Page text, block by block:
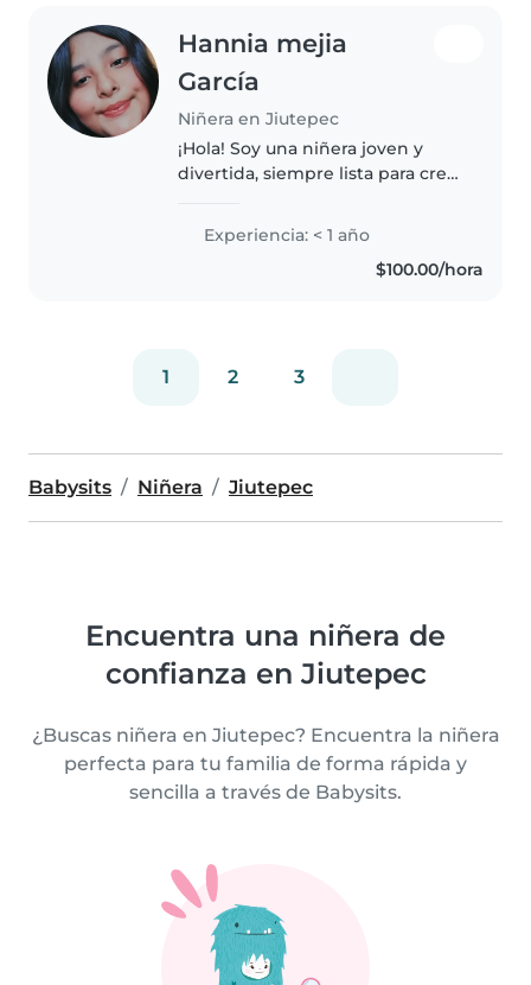
Hannia mejia
García
Niñera en Jiutepec
¡Hola! Soy una niñera joven y
divertida, siempre lista para crear
más pequeños. Aunque no
tengo experiencia formal, estoy
certificada en primeros auxilios..
Experiencia: < 1 año
$100.00/hora
1 2 3
Babysits Niñera Jiutepec
Encuentra una niñera de
confianza en Jiutepec
¿Buscas niñera en Jiutepec? Encuentra la niñera
perfecta para tu familia de forma rápida y
sencilla a través de Babysits.